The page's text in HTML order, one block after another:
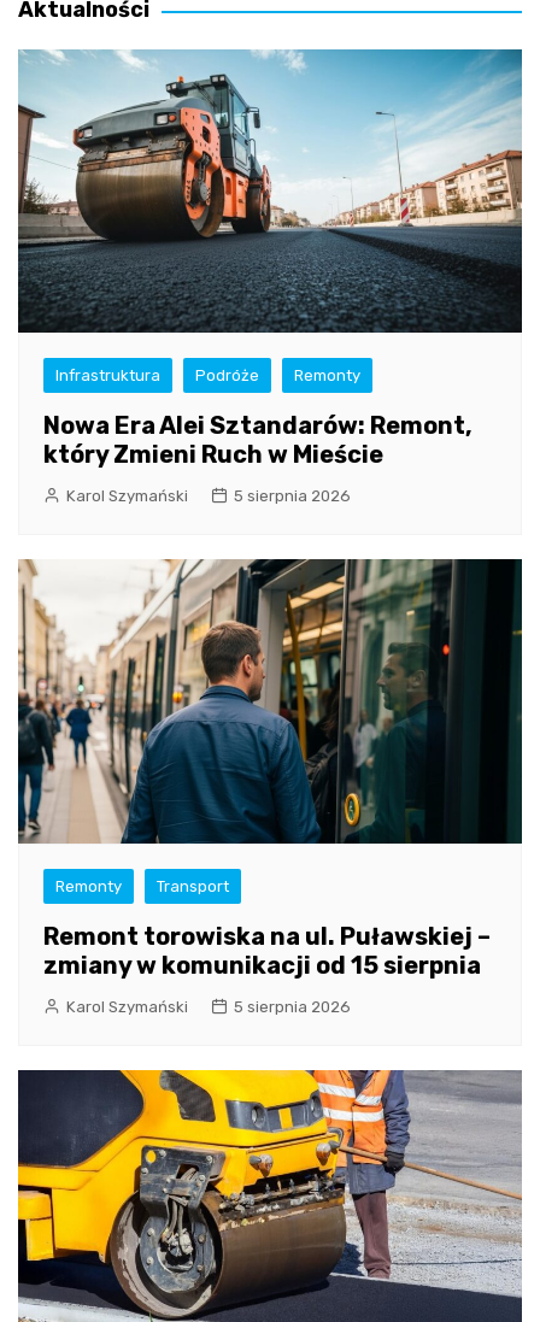
Aktualności
Infrastruktura Podróże Remonty
Nowa Era Alei Sztandarów: Remont,
który Zmieni Ruch w Mieście
Karol Szymański 5 sierpnia 2026
Remonty Transport
Remont torowiska na ul. Puławskiej –
zmiany w komunikacji od 15 sierpnia
Karol Szymański 5 sierpnia 2026